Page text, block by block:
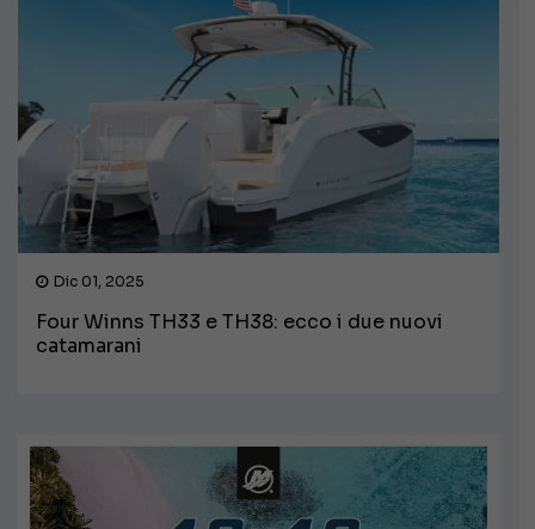
Dic 01, 2025
Four Winns TH33 e TH38: ecco i due nuovi
catamarani